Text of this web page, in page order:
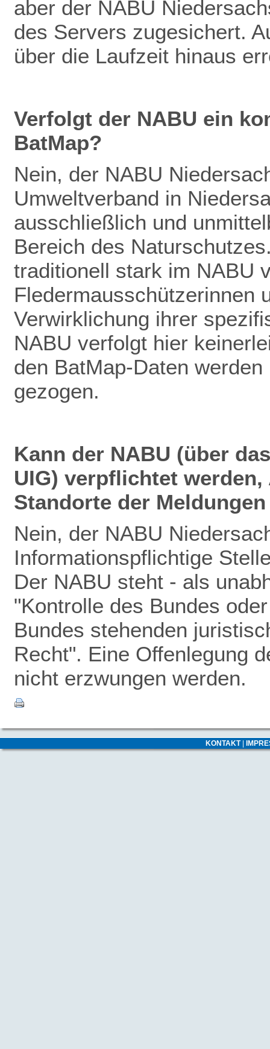
aber der NABU
des Servers zugesichert.
über die Laufzeit hinaus
Verfolgt der NABU ein
BatMap?
Nein, der NABU
Umweltverband in
ausschließlich und
Bereich des
traditionell stark im NABU
Fledermausschützerinnen
Verwirklichung ihrer
NABU verfolgt hier
den BatMap-Daten
gezogen.
Kann der NABU (über
UIG) verpflichtet
Standorte der
Nein, der NABU
Informationspflichtige
Der NABU steht - als
"Kontrolle des Bundes
Bundes stehenden
Recht". Eine Offenlegung
nicht erzwungen werden.
KONTAKT|